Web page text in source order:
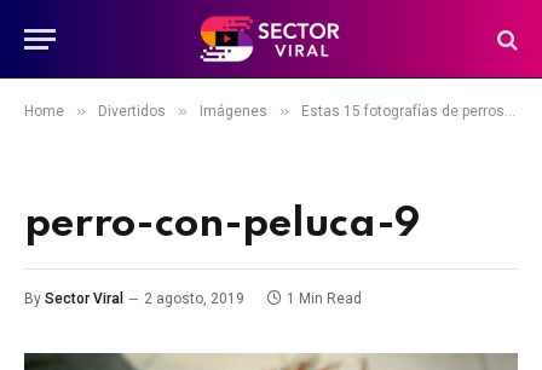
Home » Divertidos » Imágenes » Estas 15 fotografías de perros con peluca te alegrarán el día
perro-con-peluca-9
By Sector Viral 2 agosto, 2019 1 Min Read